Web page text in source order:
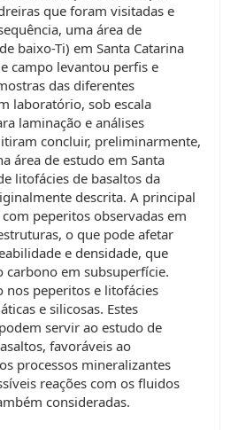
que foram visitadas e
uma área de
baixo-Ti) em Santa Catarina
campo levantou perfis e
das diferentes
laboratório, sob escala
laminação e análises
concluir, preliminarmente,
área de estudo em Santa
litofácies de basaltos da
descrita. A principal
peperitos observadas em
o que pode afetar
e densidade, que
carbono em subsuperfície.
nos peperitos e litofácies
e silicosas. Estes
servir ao estudo de
favoráveis ao
processos mineralizantes
reações com os fluidos
consideradas.